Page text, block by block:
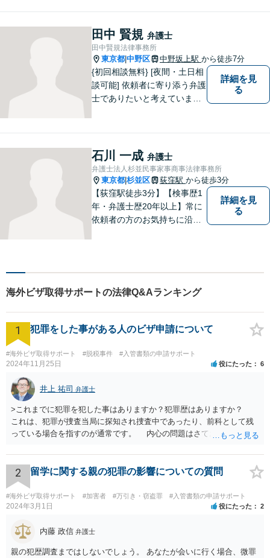
電気工事等】【請負代金、売
掛代金】今すぐにお電話くだ
さい。
田中 賢規 弁護士
田中賢規法律事務所
東京都 中野区 中野坂上駅 から徒歩7分
{初回相談無料} [夜間・土日相
談可能] 依頼者に寄り添う弁護
士でありたいと考えていま
詳細を見
る
石川 一成 弁護士
弁護士法人杉並民事家事商事法律事務所
東京都 杉並区 荻窪駅 から徒歩3分
【荻窪駅徒歩3分】【検事歴1
年・弁護士歴20年以上】常に
依頼者の方のお気持ちに沿っ
般を幅広く取り扱っていま
す。【初回面談無料】どんな
難件でも全力でお客様のお力
になります。
詳細を見
る
海外ビザ取得サポートの法律Q&Aランキング
1 犯罪をした事がある人のビザ申請について
#海外ビザ取得サポート #脱税事件 #入管書類の申請サポート
2024年11月25日 役にたった 6
井上 祐司 弁護士
>これまでに犯罪を犯した事はありますか？犯罪歴はありますか？
これは、犯罪が捜査当局に探知され捜査中であったり、前科として残
っている場合を指すのが通常です。 内心の問題はさておき、ご質問
2 留学に関する親の犯罪の影響についての質問
#海外ビザ取得サポート #加害者 #万引き・窃盗罪 #入管書類の申請サポート
2024年3月1日 役にたった 2
内藤 政信 弁護士
親の犯歴調査まではしないでしょう。 あなたが会いに行く場合、微罪